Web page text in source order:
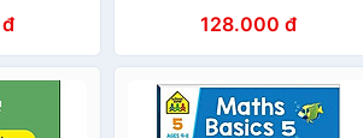
128.000 đ